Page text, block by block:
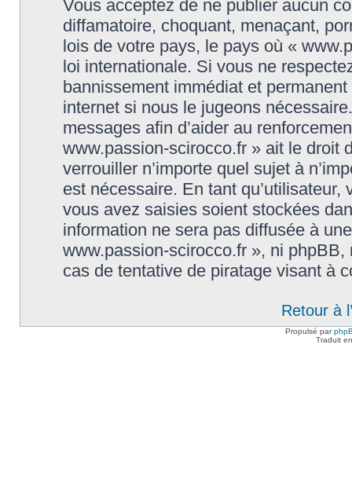
Vous acceptez de ne publier aucun
diffamatoire, choquant, menaçant,
lois de votre pays, le pays où «
loi internationale. Si vous ne
bannissement immédiat et
internet si nous le jugeons
messages afin d’aider au
www.passion-scirocco.fr » ait le droit
verrouiller n’importe quel sujet à
est nécessaire. En tant
vous avez saisies soient stockées
information ne sera pas diffusée à
www.passion-scirocco.fr », ni
cas de tentative de piratage visant à
Retour à
Propulsé par
Traduit